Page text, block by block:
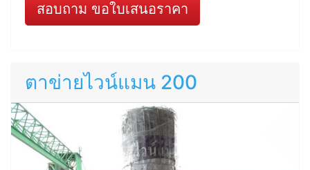
สอบถาม ขอใบเสนอราคา
ตาข่ายไวน์แมน 200